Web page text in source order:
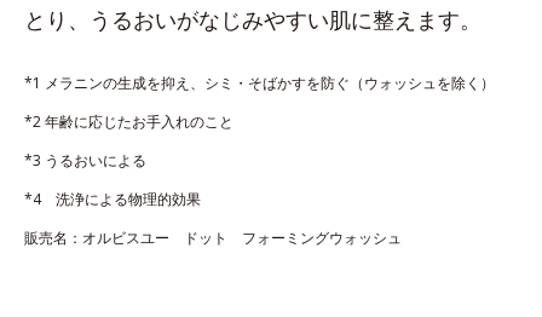
とり、うるおいがなじみやすい肌に整えます。
*1 メラニンの生成を抑え、シミ・そばかすを防ぐ（ウォッシュを除く）
*2 年齢に応じたお手入れのこと
*3 うるおいによる
*4 洗浄による物理的効果
販売名：オルビスユー ドット フォーミングウォッシュ